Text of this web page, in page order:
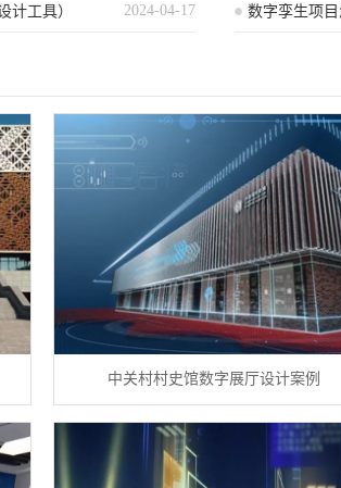
能介绍
2024-04-17
计工具） 数字孪生项
中关村村史馆数字展厅设计案例